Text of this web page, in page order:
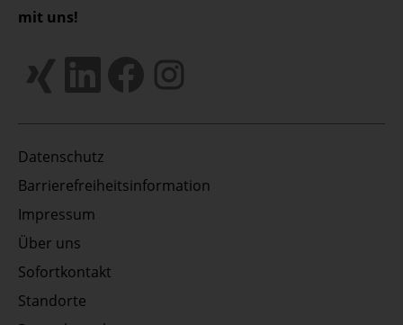
Datenschutz
Barrierefreiheitsinformation
Impressum
Über uns
Sofortkontakt
Standorte
mit uns!